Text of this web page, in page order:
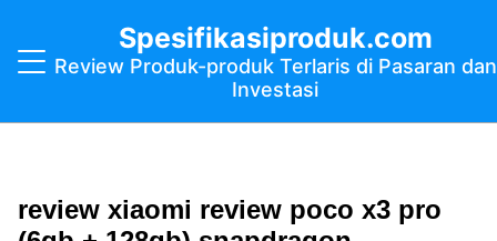
Spesifikasiproduk.com
Review Produk-produk Terlaris di Pasaran dan
Investasi
review xiaomi review poco x3 pro